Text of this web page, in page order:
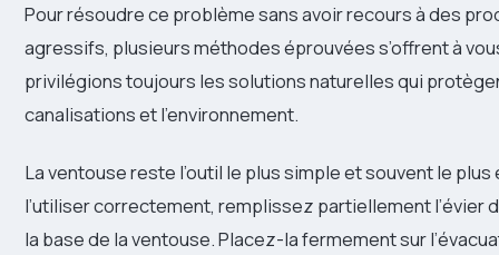
Pour résoudre ce problème sans avoir recours à des
agressifs, plusieurs méthodes éprouvées s’offrent à
privilégions toujours les solutions naturelles qui
canalisations et l’environnement.
La ventouse reste l’outil le plus simple et souvent le
l’utiliser correctement, remplissez partiellement l’évier
la base de la ventouse. Placez-la fermement sur